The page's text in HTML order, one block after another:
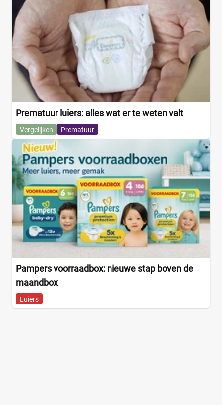
Prematuur luiers: alles wat er te weten valt
Vergelijken Prematuur
Pampers voorraadbox: nieuwe stap boven de
maandbox
Luiers